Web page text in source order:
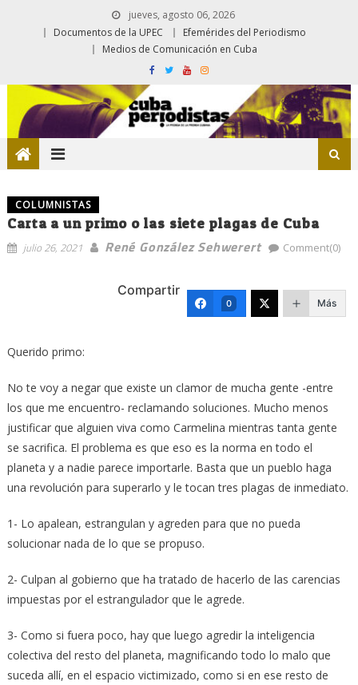
jueves, agosto 06, 2026
Documentos de la UPEC
Efemérides del Periodismo
Medios de Comunicación en Cuba
COLUMNISTAS
Carta a un primo o las siete plagas de Cuba
julio 26, 2021 René González Sehwerert Comment(0)
Compartir
0 Más
Querido primo:
No te voy a negar que existe un clamor de mucha gente -entre
los que me encuentro- reclamando soluciones. Mucho menos
justificar que alguien viva como Carmelina mientras tanta gente
se sacrifica. El problema es que eso es la norma en todo el
planeta y a nadie parece importarle. Basta que un pueblo haga
una revolución para superarlo y le tocan tres plagas de inmediato.
1- Lo apalean, estrangulan y agreden para que no pueda
solucionar nada de lo que se propuso.
2- Culpan al gobierno que ha tratado de hacerlo de las carencias
impuestas por el estrangulador que le agrede.
3- Como si fuera poco, hay que luego agredir la inteligencia
colectiva del resto del planeta, magnificando todo lo malo que
suceda allí, en el espacio victimizado, como si en ese resto de